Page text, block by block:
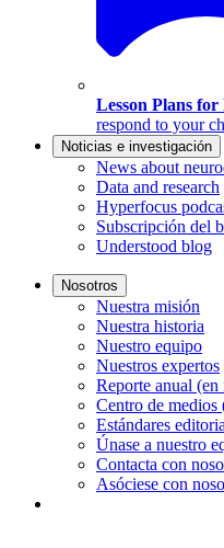
Lesson Plans for
respond to your
Noticias e investigación
News about
Data and research
Hyperfocus
Subscripción del
Understood blog
Nosotros
Nuestra misión
Nuestra historia
Nuestro equipo
Nuestros expertos
Reporte anual (en
Centro de medios
Estándares
Únase a nuestro
Contacta con
Asóciese con